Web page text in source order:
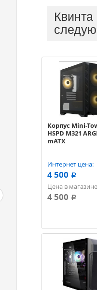
Корпус Mini-
HSPD M321
mATX
Интернет цена:
4 500 a
Цена в
4 500 a